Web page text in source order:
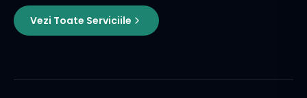
Vezi Toate Serviciile